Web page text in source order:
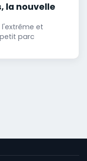
la nouvelle
l'extrême et
parc